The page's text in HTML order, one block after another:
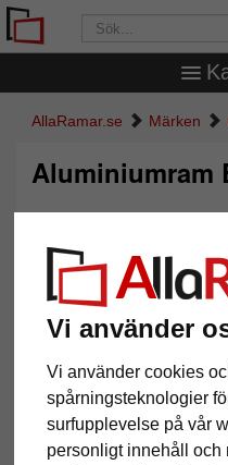
Vi använder
Vi använder cookies
spårningsteknologier
surfupplevelse på vår
personligt innehåll och
AllaRamar.se Märken
Aluminiumram
Tillbaka